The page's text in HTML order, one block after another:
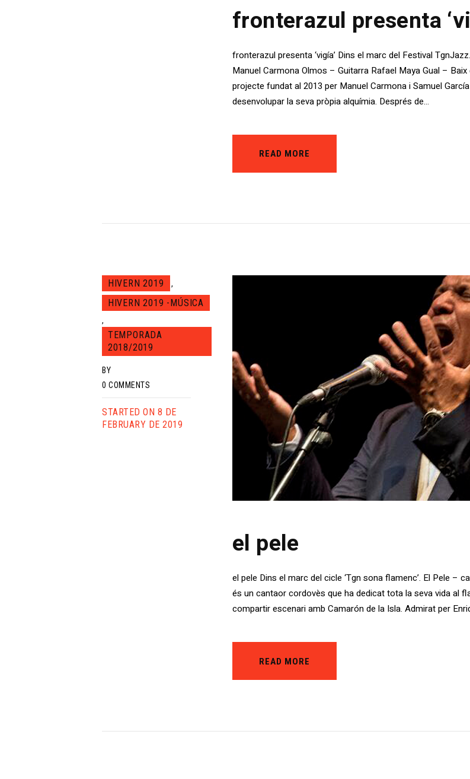
fronterazul presenta
fronterazul presenta ‘vigía’ Dins el marc del Festival
Manuel Carmona Olmos – Guitarra Rafael Maya Gual –
projecte fundat al 2013 per Manuel Carmona i Samuel
desenvolupar la seva pròpia alquímia. Després de…
READ MORE
HIVERN 2019 ,
HIVERN 2019 -MÚSICA
,
TEMPORADA
2018/2019
BY
0 COMMENTS
STARTED ON 8 DE
FEBRUARY DE 2019
el pele
el pele Dins el marc del cicle ‘Tgn sona flamenc’. El Pele –
és un cantaor cordovès que ha dedicat tota la seva vida al
compartir escenari amb Camarón de la Isla. Admirat per
READ MORE